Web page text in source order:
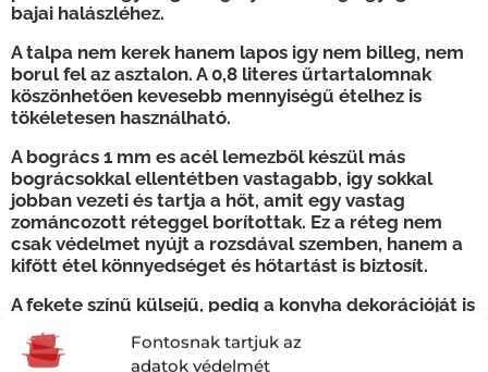
Fontosnak tartjuk az
adatok védelmét
bajai halászléhez.
A talpa nem kerek hanem lapos igy nem billeg, nem
borul fel az asztalon. A 0,8 literes űrtartalomnak
köszönhetően kevesebb mennyiségű ételhez is
tökéletesen használható.
A bogrács 1 mm es acél lemezből készül más
bográcsokkal ellentétben vastagabb, igy sokkal
jobban vezeti és tartja a hőt, amit egy vastag
zománcozott réteggel borítottak. Ez a réteg nem
csak védelmet nyújt a rozsdával szemben, hanem a
kifőtt étel könnyedséget és hőtartást is biztosít.
A fekete színű külsejű, pedig a konyha dekorációját is
feldobja, így a bogrács tökéletesen illeszkedik
bármilyen konyhába. Így bármilyen alkalomra,